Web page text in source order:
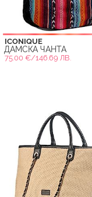
ICONIQUE
ДАМСКА ЧАНТА
75.00 €/146.69 ЛВ.